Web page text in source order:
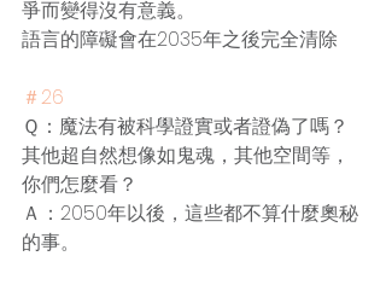
爭而變得沒有意義。
語言的障礙會在2035年之後完全清除
＃26
Ｑ：魔法有被科學證實或者證偽了嗎？
其他超自然想像如鬼魂，其他空間等，
你們怎麼看？
Ａ：2050年以後，這些都不算什麼奧秘
的事。